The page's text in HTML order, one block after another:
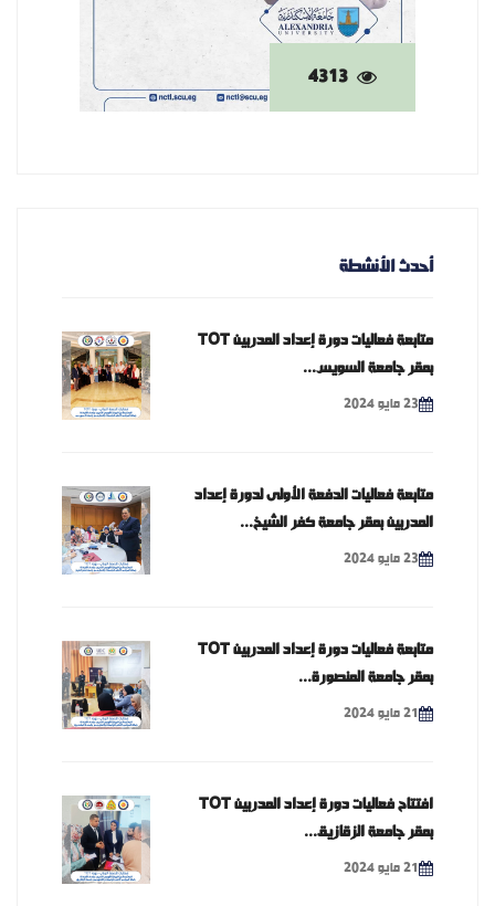
4313
أحدث الأنشطة
متابعة فعاليات دورة إعداد المدربين TOT
بمقر جامعة السويس...
23 مايو 2024
متابعة فعاليات الدفعة الأولى لدورة إعداد
المدربين بمقر جامعة كفر الشيخ...
23 مايو 2024
متابعة فعاليات دورة إعداد المدربين TOT
بمقر جامعة المنصورة...
21 مايو 2024
افتتاح فعاليات دورة إعداد المدربين TOT
بمقر جامعة الزقازيق...
21 مايو 2024